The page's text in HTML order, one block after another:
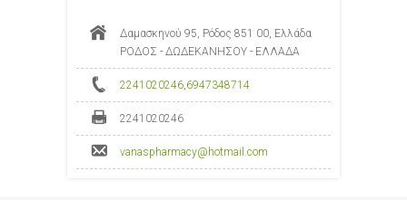
Δαμασκηνού 95, Ρόδος 851 00, Ελλάδα
ΡΟΔΟΣ - ΔΩΔΕΚΑΝΗΣΟΥ - ΕΛΛΑΔΑ
2241020246,6947348714
2241020246
vanaspharmacy@hotmail.com